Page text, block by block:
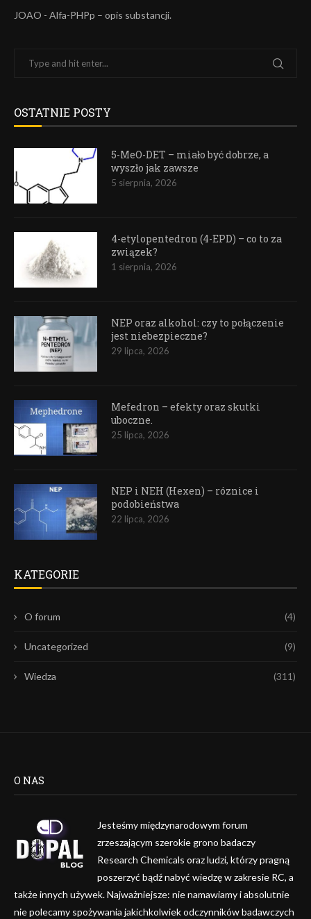
JOAO - Alfa-PHPp – opis substancji.
OSTATNIE POSTY
5-MeO-DET – miało być dobrze, a
wyszło jak zawsze
5 sierpnia, 2026
4-etylopentedron (4-EPD) – co to za
związek?
1 sierpnia, 2026
NEP oraz alkohol: czy to połączenie
jest niebezpieczne?
29 lipca, 2026
Mefedron – efekty oraz skutki
uboczne.
25 lipca, 2026
NEP i NEH (Hexen) – róznice i
podobieństwa
22 lipca, 2026
KATEGORIE
O forum (4)
Uncategorized (9)
Wiedza (311)
O NAS
Jesteśmy międzynarodowym forum
zrzeszającym szerokie grono badaczy
Research Chemicals oraz ludzi, którzy pragną
poszerzyć bądź nabyć wiedzę w zakresie RC, a
także innych używek. Najważniejsze: nie namawiamy i absolutnie
nie polecamy spożywania jakichkolwiek odczynników badawczych